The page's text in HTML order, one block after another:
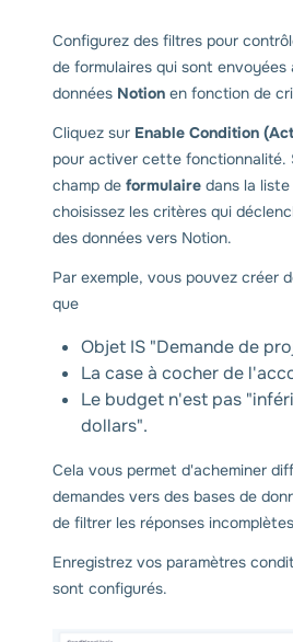
Configurez des filtres pour
de formulaires qui sont envoyées
données Notion en fonction de
Cliquez sur Enable Condition
pour activer cette fonctionnalité.
champ de formulaire dans la
choisissez les critères qui
des données vers Notion.
Par exemple, vous pouvez créer
que
Objet IS "Demande de
La case à cocher de
Le budget n'est pas
dollars".
Cela vous permet d'acheminer
demandes vers des bases de
de filtrer les réponses
Enregistrez vos paramètres
sont configurés.